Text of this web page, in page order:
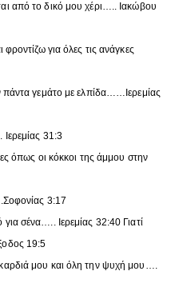
από το δικό μου χέρι….. Ιακώβου
για όλες τις ανάγκες
γεμάτο με ελπίδα……Ιερεμίας
31:3
όπως οι κόκκοι της άμμου στην
3:17
σένα….. Ιερεμίας 32:40 Γιατί
19:5
μου και όλη την ψυχή μου….